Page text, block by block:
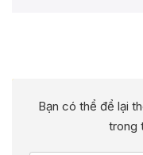
Bạn có thể để lại
trong